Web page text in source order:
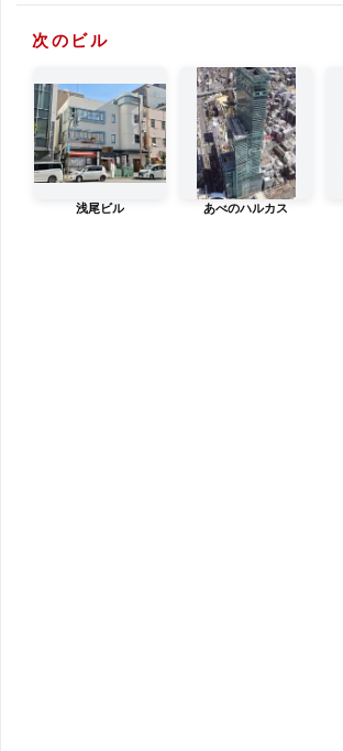
次のビル
浅尾ビル あべのハルカス